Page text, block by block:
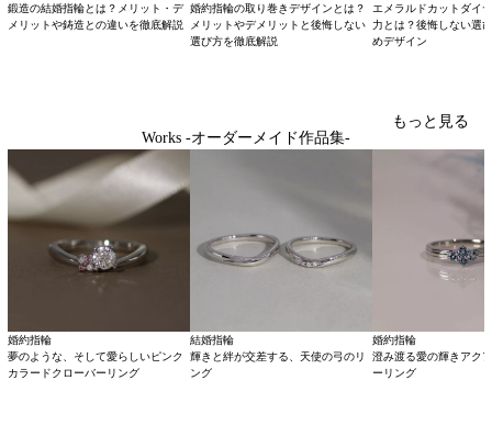
鍛造の結婚指輪とは？メリット・デ
メリットや鋳造との違いを徹底解説
婚約指輪の取り巻きデザインとは？
メリットやデメリットと後悔しない
選び方を徹底解説
エメラルドカットダイ
力とは？後悔しない選
めデザイン
Works -オーダーメイド作品集-
もっと見る
婚約指輪
夢のような、そして愛らしいピンク
カラードクローバーリング
結婚指輪
輝きと絆が交差する、天使の弓のリ
ング
婚約指輪
澄み渡る愛の輝きアク
ーリング